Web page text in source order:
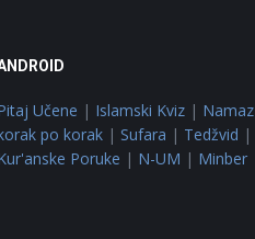
Učene | Islamski Kviz| Namaz
po korak| Sufara | Tedžvid |
Poruke | N-UM | Minber